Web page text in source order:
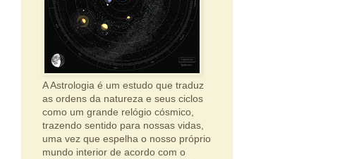
A Astrologia é um estudo que traduz
as ordens da natureza e seus ciclos
como um grande relógio cósmico,
trazendo sentido para nossas vidas,
uma vez que espelha o nosso próprio
mundo interior de acordo com o